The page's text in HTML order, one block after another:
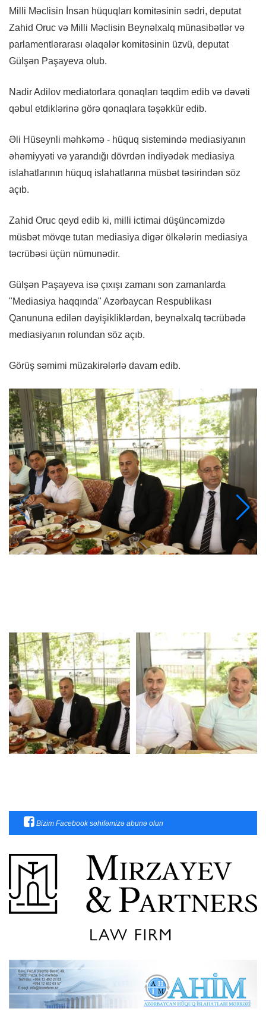
Milli Məclisin İnsan hüquqları komitəsinin sədri, deputat
Zahid Oruc və Milli Məclisin Beynəlxalq münasibətlər və
parlamentlərarası əlaqələr komitəsinin üzvü, deputat
Gülşən Paşayeva olub.
Nadir Adilov mediatorlara qonaqları təqdim edib və dəvəti
qəbul etdiklərinə görə qonaqlara təşəkkür edib.
Əli Hüseynli məhkəmə - hüquq sistemində mediasiyanın
əhəmiyyəti və yarandığı dövrdən indiyədək mediasiya
islahatlarının hüquq islahatlarına müsbət təsirindən söz
açıb.
Zahid Oruc qeyd edib ki, milli ictimai düşüncəmizdə
müsbət mövqe tutan mediasiya digər ölkələrin mediasiya
təcrübəsi üçün nümunədir.
Gülşən Paşayeva isə çıxışı zamanı son zamanlarda
"Mediasiya haqqında" Azərbaycan Respublikası
Qanununa edilən dəyişikliklərdən, beynəlxalq təcrübədə
mediasiyanın rolundan söz açıb.
Görüş səmimi müzakirələrlə davam edib.
Bizim Facebook səhifəmizə abunə olun